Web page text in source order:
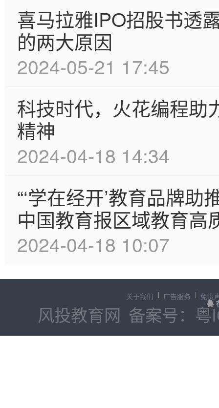
喜马拉雅IPO招股书透
的两大原因
2024-05-21 17:45
科技时代，火花编程助
精神
2024-04-18 14:34
“‘学在经开’教育品牌
中国教育报区域教育高
2024-04-18 10:07
关于我们 广告服务 免责
风投教育网 备案号：粤